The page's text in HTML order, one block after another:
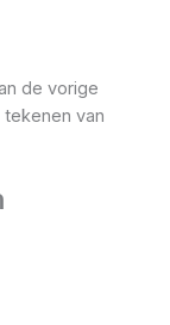
de vorige
van